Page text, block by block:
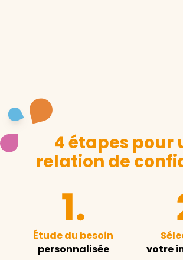
4 étapes pour
relation de
Étude du besoin
personnalisée
votre